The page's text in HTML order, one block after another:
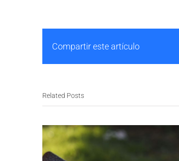
Compartir este artículo
Related Posts